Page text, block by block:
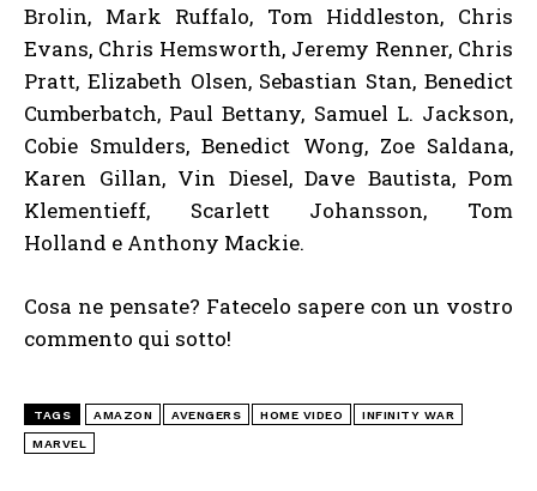
Brolin, Mark Ruffalo, Tom Hiddleston, Chris
Evans, Chris Hemsworth, Jeremy Renner, Chris
Pratt, Elizabeth Olsen, Sebastian Stan, Benedict
Cumberbatch, Paul Bettany, Samuel L. Jackson,
Cobie Smulders, Benedict Wong, Zoe Saldana,
Karen Gillan, Vin Diesel, Dave Bautista, Pom
Klementieff, Scarlett Johansson, Tom
Holland e Anthony Mackie.
Cosa ne pensate? Fatecelo sapere con un vostro
commento qui sotto!
TAGS AMAZON AVENGERS HOME VIDEO INFINITY WAR
MARVEL